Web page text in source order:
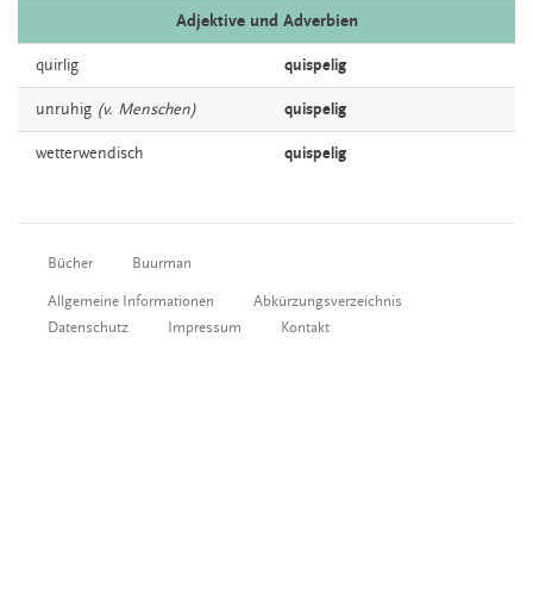
Adjektive und Adverbien
quirlig quispelig
unruhig (v. Menschen) quispelig
wetterwendisch quispelig
Bücher Buurman
Allgemeine Informationen
Abkürzungsverzeichnis
Datenschutz
Impressum Kontakt